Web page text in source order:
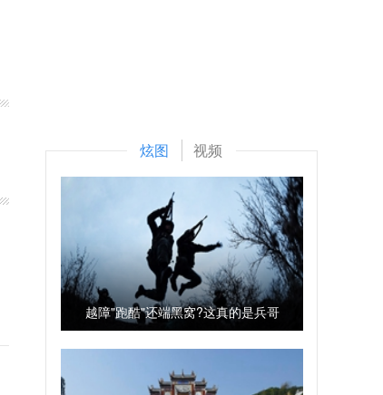
炫图 视频
越障"跑酷"还端黑窝?这真的是兵哥